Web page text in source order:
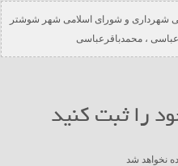
شهرداری و شورای اسلامی شهر شوشتر
، محمدباقرعباسی
را ثبت کنید
نخواهد شد